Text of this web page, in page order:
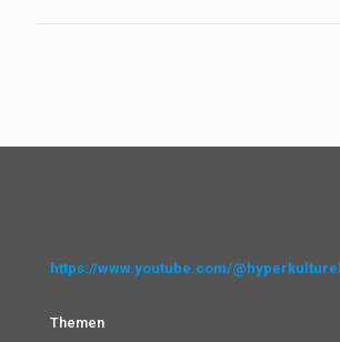
https://www.youtube.com/@hyperkulturell
Themen